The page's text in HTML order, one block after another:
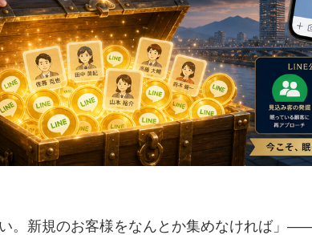
い。新規のお客様をなんとか集めなければ」